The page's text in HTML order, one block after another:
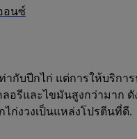
อนซ์
ากับปีกไก่ แต่การให้บริก
อรีและไขมันสูงกว่ามาก
ก่งวงเป็นแหล่งโปรตีนที่ดี.